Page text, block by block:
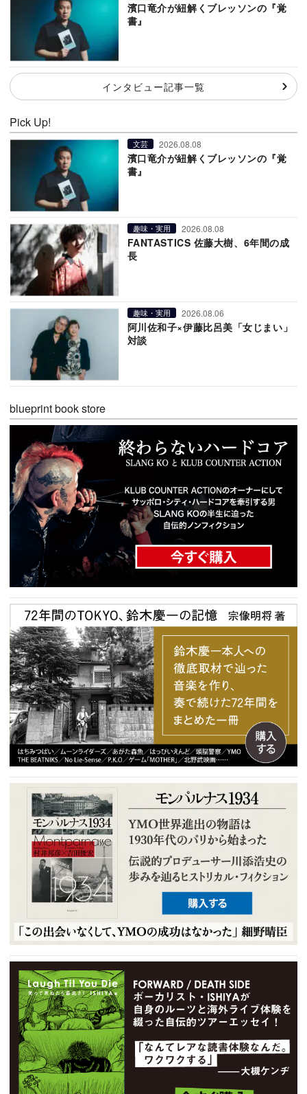
濱口竜介が紐解くブレッソンの『覚
書』
インタビュー記事一覧
Pick Up!
文芸 2026.08.08
濱口竜介が紐解くブレッソンの『覚
書』
趣味・実用 2026.08.08
FANTASTICS 佐藤大樹、6年間の成
長
趣味・実用 2026.08.06
阿川佐和子×伊藤比呂美「女じまい」
対談
blueprint book store